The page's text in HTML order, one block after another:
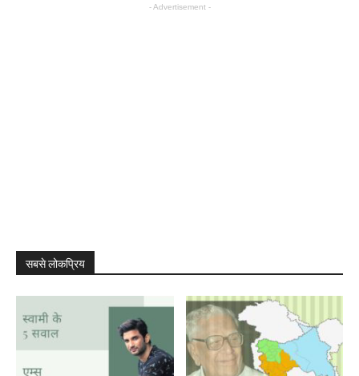
- Advertisement -
सबसे लोकप्रिय